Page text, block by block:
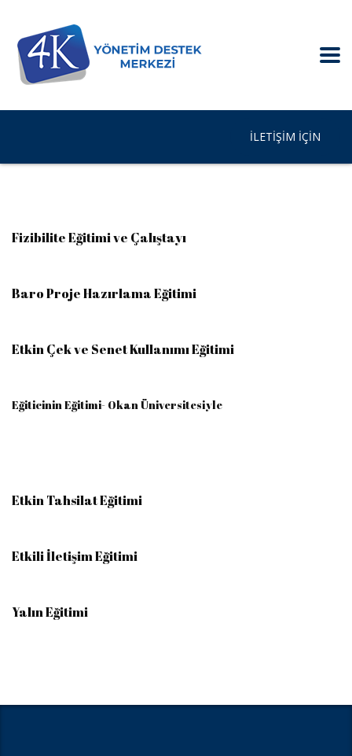
İLETIŞIM IÇIN
Fizibilite Eğitimi ve Çalıştayı
Baro Proje Hazırlama Eğitimi
Etkin Çek ve Senet Kullanımı Eğitimi
Eğiticinin Eğitimi- Okan Üniversitesiyle
Etkin Tahsilat Eğitimi
Etkili İletişim Eğitimi
Yalın Eğitimi